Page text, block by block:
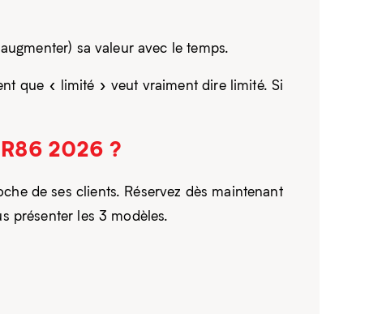
sa valeur avec le temps.
que « limité » veut vraiment dire limité. Si
2026 ?
de ses clients. Réservez dès maintenant
présenter les 3 modèles.